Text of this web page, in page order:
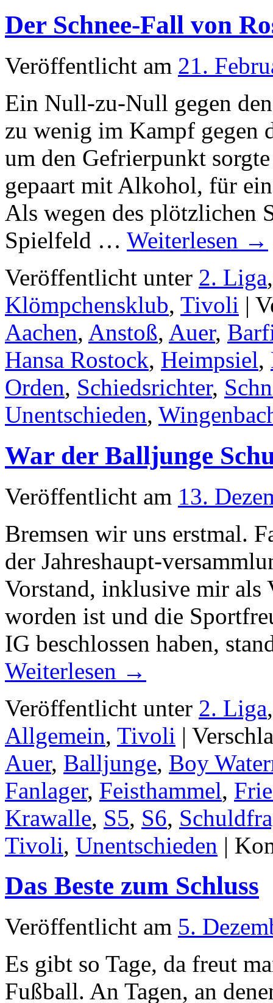
Der Schnee-Fall von
Veröffentlicht am 21.
Ein Null-zu-Null gegen
zu wenig im Kampf gegen
um den Gefrierpunkt
gepaart mit Alkohol, für
Als wegen des plötzlichen
Spielfeld … Weiterlesen →
Veröffentlicht unter 2. Liga
Klömpchensklub, Tivoli |
Aachen, Anstoß, Auer,
Hansa Rostock, Heimpsiel,
Orden, Schiedsrichter,
Unentschieden,
War der Balljunge
Veröffentlicht am 13.
Bremsen wir uns erstmal.
der Jahreshaupt-
Vorstand, inklusive mir als
worden ist und die
IG beschlossen haben,
Weiterlesen →
Veröffentlicht unter 2. Liga
Allgemein, Tivoli |
Auer, Balljunge, Boy
Fanlager, Feisthammel,
Krawalle, S5, S6,
Tivoli, Unentschieden |
Das Beste zum Schluss
Veröffentlicht am 5.
Es gibt so Tage, da freut
Fußball. An Tagen, an